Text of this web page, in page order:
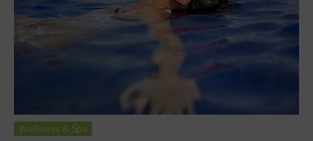
Wellness & Spa